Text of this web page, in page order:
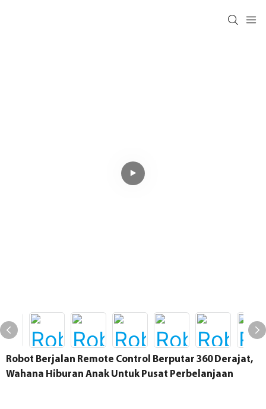
Robot Berjalan Remote Control Berputar 360 Derajat,
Wahana Hiburan Anak Untuk Pusat Perbelanjaan